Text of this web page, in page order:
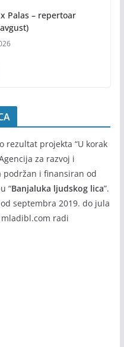
danima
Palas – repertoar (9-
rezultat projekta “U korak
za razvoj i
podržan i finansiran od
“Banjaluka ljudskog lica”.
septembra 2019. do jula
radi